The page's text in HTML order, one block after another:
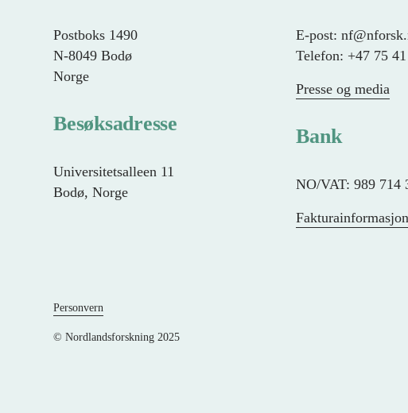
Postboks 1490
N-8049 Bodø
Norge
Besøksadresse
Universitetsalleen 11
Bodø, Norge
E-post:
Telefon: +47 75
Presse og media
Bank
NO/VAT: 989 714
Fakturainformasjon
Personvern
© Nordlandsforskning 2025